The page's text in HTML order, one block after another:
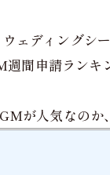
ェディングシ
間申請ラン
が人気なのか